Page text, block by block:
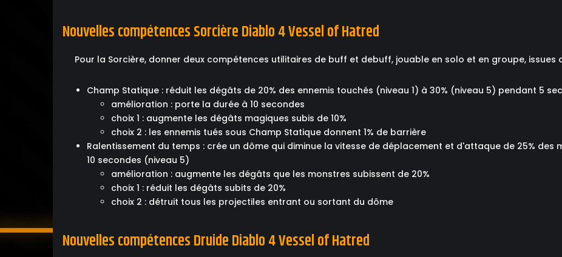
Nouvelles compétences Sorcière Diablo 4 Vessel of Hatred
Pour la Sorcière, donner deux compétences utilitaires de buff et debuff, jouable en solo et en groupe, issues
Champ Statique : réduit les dégâts de 20% des ennemis touchés (niveau 1) à 30% (niveau 5) pendant 5
amélioration : porte la durée à 10 secondes
choix 1 : augmente les dégâts magiques subis de 10%
choix 2 : les ennemis tués sous Champ Statique donnent 1% de barrière
Ralentissement du temps : crée un dôme qui diminue la vitesse de déplacement et d'attaque de 25% des
10 secondes (niveau 5)
amélioration : augmente les dégâts que les monstres subissent de 20%
choix 1 : réduit les dégâts subits de 20%
choix 2 : détruit tous les projectiles entrant ou sortant du dôme
Nouvelles compétences Druide Diablo 4 Vessel of Hatred